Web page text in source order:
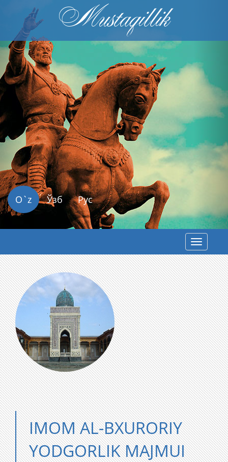
Mustaqillik
Previous
O`z Ўзб Рус
Toggle
IMOM AL-BXURORIY
YODGORLIK MAJMUI